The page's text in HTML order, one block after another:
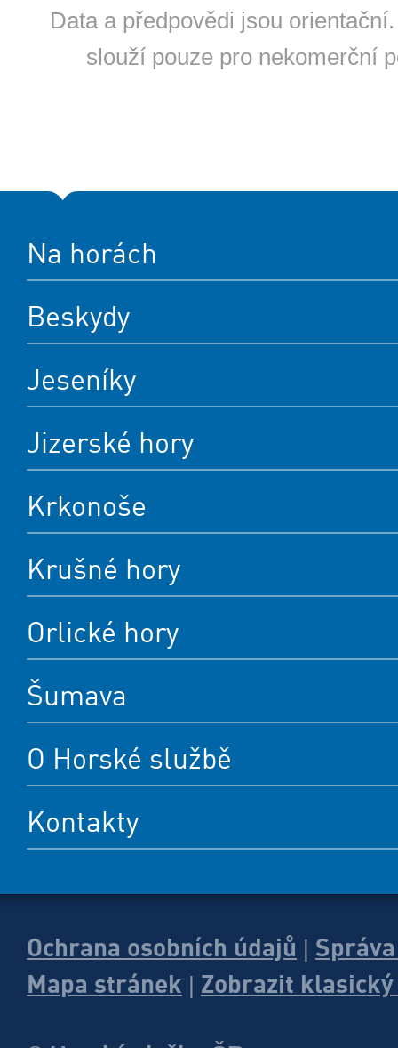
Data a předpovědi jsou
slouží pouze pro nekomerční
Na horách
Beskydy
Jeseníky
Jizerské hory
Krkonoše
Krušné hory
Orlické hory
Šumava
O Horské službě
Kontakty
Ochrana osobních údajů
Mapa stránek
Zobrazit